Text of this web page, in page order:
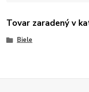
Tovar zaradený v
Biele